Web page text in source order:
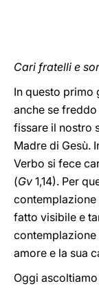
Cari fratelli e
In questo primo
anche se
fissare il nostro
Madre di Gesù.
Verbo si fece
(Gv 1,14). Per
contemplazione
fatto visibile e
contemplazione
amore e la sua
Oggi